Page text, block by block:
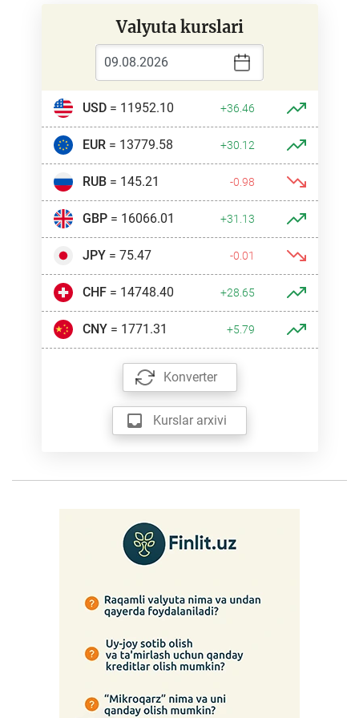
Valyuta kurslari
USD= 11952.10 +36.46
EUR= 13779.58 +30.12
RUB= 145.21 -0.98
GBP= 16066.01 +31.13
JPY= 75.47 -0.01
CHF= 14748.40 +28.65
CNY= 1771.31 +5.79
Konverter
Kurslar arxivi